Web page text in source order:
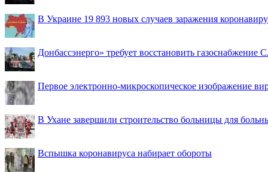
В Украине 19 893 новых случаев заражения
Донбассэнерго» требует восстановить газоснабжение
Первое электронно-микроскопическое изображение
В Ухане завершили строительство больницы для
Вспышка коронавируса набирает обороты